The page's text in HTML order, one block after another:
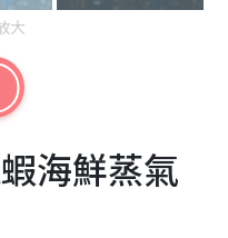
大
海鮮蒸氣